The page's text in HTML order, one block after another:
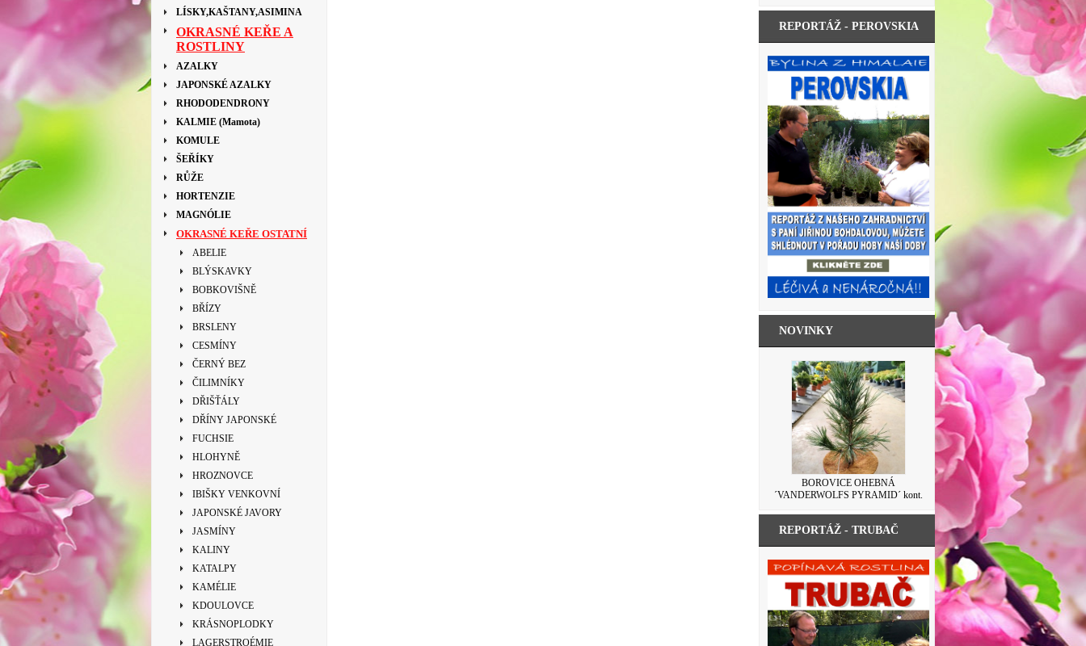
LÍSKY,KAŠTANY,ASIMINA
OKRASNÉ KEŘE A
ROSTLINY
AZALKY
JAPONSKÉ AZALKY
RHODODENDRONY
KALMIE (Mamota)
KOMULE
ŠEŘÍKY
RŮŽE
HORTENZIE
MAGNÓLIE
OKRASNÉ KEŘE OSTATNÍ
ABELIE
BLÝSKAVKY
BOBKOVIŠNĚ
BŘÍZY
BRSLENY
CESMÍNY
ČERNÝ BEZ
ČILIMNÍKY
DŘIŠŤÁLY
DŘÍNY JAPONSKÉ
FUCHSIE
HLOHYNĚ
HROZNOVCE
IBIŠKY VENKOVNÍ
JAPONSKÉ JAVORY
JASMÍNY
KALINY
KATALPY
KAMÉLIE
KDOULOVCE
KRÁSNOPLODKY
LAGERSTROÉMIE
REPORTÁŽ - PEROVSKIA
NOVINKY
BOROVICE OHEBNÁ
´VANDERWOLFS PYRAMID´ kont.
SKLENICE ZAVAŘOVACÍ S VÍČKEM
LEVANDULE 500ML
REPORTÁŽ - TRUBAČ